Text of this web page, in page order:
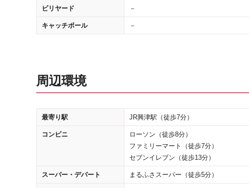
ビリヤード －
キャッチボール －
周辺環境
最寄り駅 JR興津駅（徒歩7分）
コンビニ
ローソン（徒歩8分）
ファミリーマート（徒歩7分）
セブンイレブン（徒歩13分）
スーパー・デパート まるふさスーパー（徒歩5分）